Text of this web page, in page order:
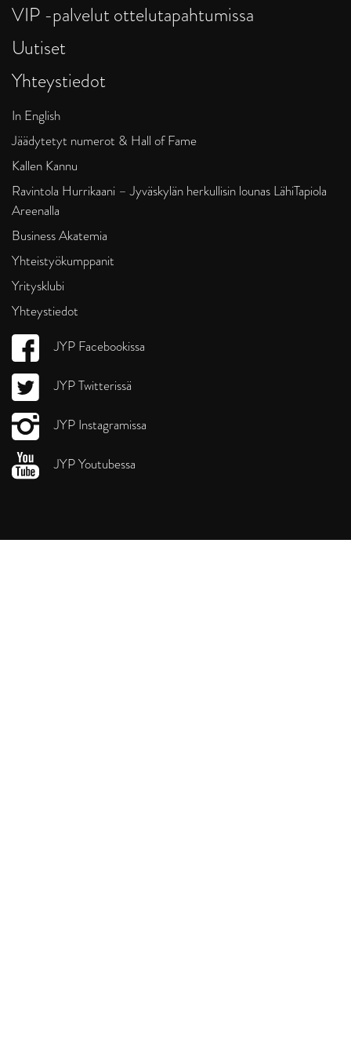
VIP -palvelut ottelutapahtumissa
Uutiset
Yhteystiedot
In English
Jäädytetyt numerot & Hall of Fame
Kallen Kannu
Ravintola Hurrikaani – Jyväskylän herkullisin lounas LähiTapiola
Areenalla
Business Akatemia
Yhteistyökumppanit
Yritysklubi
Yhteystiedot
JYP Facebookissa
JYP Twitterissä
JYP Instagramissa
JYP Youtubessa